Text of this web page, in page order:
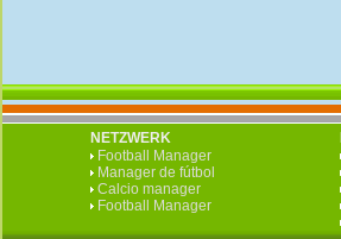
NETZWERK
Football Manager
Manager de fútbol
Calcio manager
Football Manager